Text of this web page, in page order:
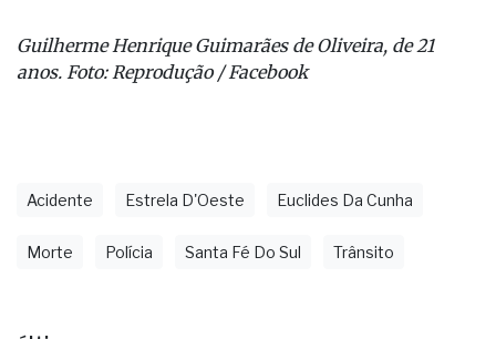
Guilherme Henrique Guimarães de Oliveira, de 21
anos. Foto: Reprodução / Facebook
Acidente Estrela D'Oeste Euclides Da Cunha
Morte Polícia Santa Fé Do Sul Trânsito